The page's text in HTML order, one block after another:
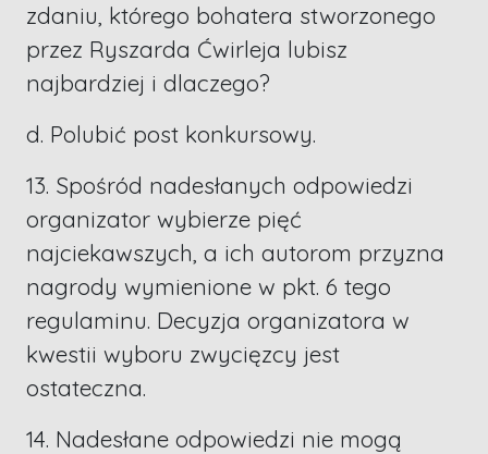
zdaniu, którego bohatera stworzonego
przez Ryszarda Ćwirleja lubisz
najbardziej i dlaczego?
d. Polubić post konkursowy.
13. Spośród nadesłanych odpowiedzi
organizator wybierze pięć
najciekawszych, a ich autorom przyzna
nagrody wymienione w pkt. 6 tego
regulaminu. Decyzja organizatora w
kwestii wyboru zwycięzcy jest
ostateczna.
14. Nadesłane odpowiedzi nie mogą